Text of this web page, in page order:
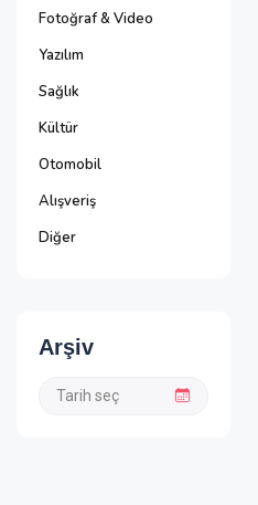
Fotoğraf & Video
Yazılım
Sağlık
Kültür
Otomobil
Alışveriş
Diğer
Arşiv